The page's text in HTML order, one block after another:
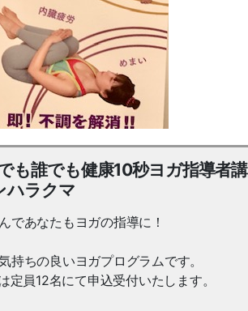
も誰でも健康10秒ヨガ指導者
ハラクマ
であなたもヨガの指導に！
ちの良いヨガプログラムです。
員12名にて申込受付いたします。